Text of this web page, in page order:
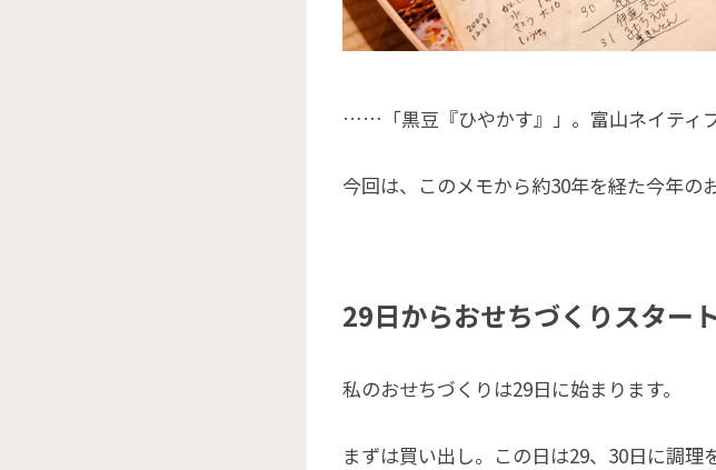
……「黒豆『ひやかす』」。富山ネイティ
今回は、このメモから約30年を経た今年の
29日からおせちづくりスタート
私のおせちづくりは29日に始まります。
まずは買い出し。この日は29、30日に調理